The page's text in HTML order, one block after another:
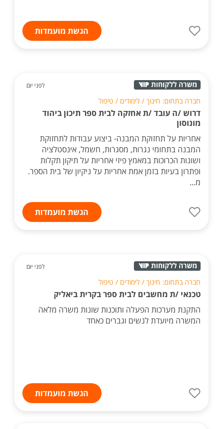
הגשת מועמדות
לפני יום
חברה בתחום: חינוך / לימודים / טיפול
דרוש /ה עובד /ת אחזקה לבית ספר תיכון ביהוד
מונוסון
אחריות על תחזוקת המבנה- ביצוע עבודות לתחזוקת
המבנה בתחומי נגרות, מסגרות, חשמל, אינסטלציה
ושונות הכרוכות במאמץ פיזי אחריות על תיקון תקלות
ופתרון בעיות בזמן אמת אחריות על ניקיון של בית הספר.
מ...
הגשת מועמדות
לפני יום
חברה בתחום: חינוך / לימודים / טיפול
טכנאי /ת מחשבים לבית ספר בקרית ביאליק
התקנת מערכות הפעלה ותוכנות שונות משרה מלאה
המשרה מיועדת לנשים וגברים כאחד
הגשת מועמדות